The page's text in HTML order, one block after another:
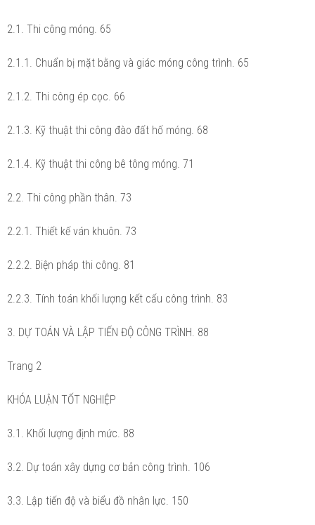
2.1. Thi công móng. 65
2.1.1. Chuẩn bị mặt bằng và giác móng công trình. 65
2.1.2. Thi công ép cọc. 66
2.1.3. Kỹ thuật thi công đào đất hố móng. 68
2.1.4. Kỹ thuật thi công bê tông móng. 71
2.2. Thi công phần thân. 73
2.2.1. Thiết kế ván khuôn. 73
2.2.2. Biện pháp thi công. 81
2.2.3. Tính toán khối lượng kết cấu công trình. 83
3. DỰ TOÁN VÀ LẬP TIẾN ĐỘ CÔNG TRÌNH. 88
Trang 2
KHÓA LUẬN TỐT NGHIỆP
3.1. Khối lượng định mức. 88
3.2. Dự toán xây dựng cơ bản công trình. 106
3.3. Lập tiến độ và biểu đồ nhân lực. 150